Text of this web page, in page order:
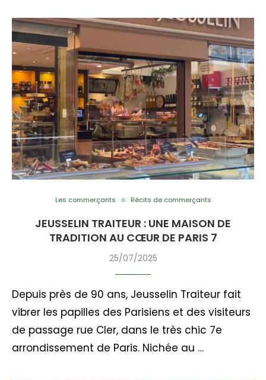
Les commerçants Récits de commerçants
JEUSSELIN TRAITEUR : UNE MAISON DE
TRADITION AU CŒUR DE PARIS 7
25/07/2025
Depuis près de 90 ans, Jeusselin Traiteur fait
vibrer les papilles des Parisiens et des visiteurs
de passage rue Cler, dans le très chic 7e
arrondissement de Paris. Nichée au …